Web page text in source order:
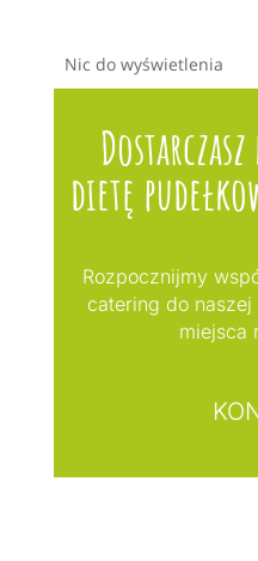
Nic do wyświetlenia
dietę
Rozpocznijmy
catering do
miejsca